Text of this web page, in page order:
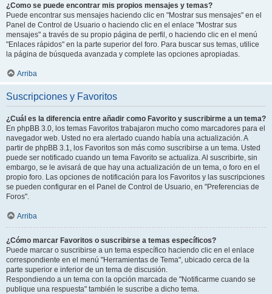
¿Como se puede encontrar mis propios mensajes y temas?
Puede encontrar sus mensajes haciendo clic en "Mostrar sus mensajes" en el
Panel de Control de Usuario o haciendo clic en el enlace "Mostrar sus
mensajes" a través de su propio página de perfil, o haciendo clic en el menú
"Enlaces rápidos" en la parte superior del foro. Para buscar sus temas, utilice
la página de búsqueda avanzada y complete las opciones apropiadas.
Arriba
Suscripciones y Favoritos
¿Cuál es la diferencia entre añadir como Favorito y suscribirme a un tema?
En phpBB 3.0, los temas Favoritos trabajaron mucho como marcadores para el
navegador web. Usted no era alertado cuando había una actualización. A
partir de phpBB 3.1, los Favoritos son más como suscribirse a un tema. Usted
puede ser notificado cuando un tema Favorito se actualiza. Al suscribirte, sin
embargo, se le avisará de que hay una actualización de un tema, o foro en el
propio foro. Las opciones de notificación para los Favoritos y las suscripciones
se pueden configurar en el Panel de Control de Usuario, en "Preferencias de
Foros".
Arriba
¿Cómo marcar Favoritos o suscribirse a temas específicos?
Puede marcar o suscribirse a un tema específico haciendo clic en el enlace
correspondiente en el menú "Herramientas de Tema", ubicado cerca de la
parte superior e inferior de un tema de discusión.
Respondiendo a un tema con la opción marcada de "Notificarme cuando se
publique una respuesta" también le suscribe a dicho tema.